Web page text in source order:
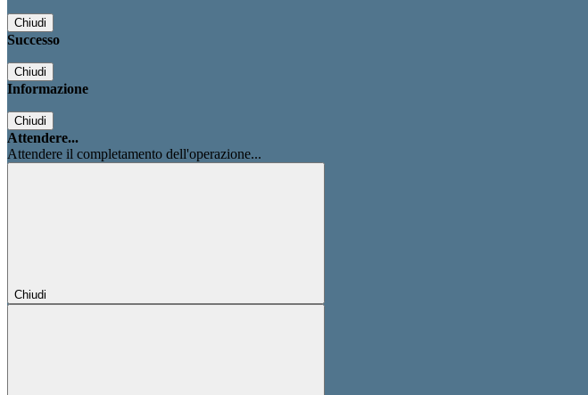
Chiudi
Successo
Chiudi
Informazione
Chiudi
Attendere...
Attendere il completamento dell'operazione...
Chiudi